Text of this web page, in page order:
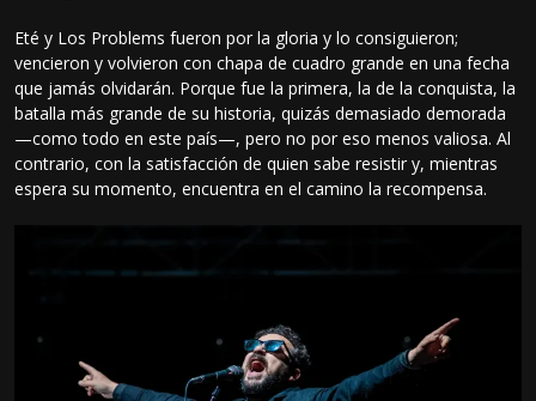
Eté y Los Problems fueron por la gloria y lo consiguieron;
vencieron y volvieron con chapa de cuadro grande en una fecha
que jamás olvidarán. Porque fue la primera, la de la conquista, la
batalla más grande de su historia, quizás demasiado demorada
—como todo en este país—, pero no por eso menos valiosa. Al
contrario, con la satisfacción de quien sabe resistir y, mientras
espera su momento, encuentra en el camino la recompensa.